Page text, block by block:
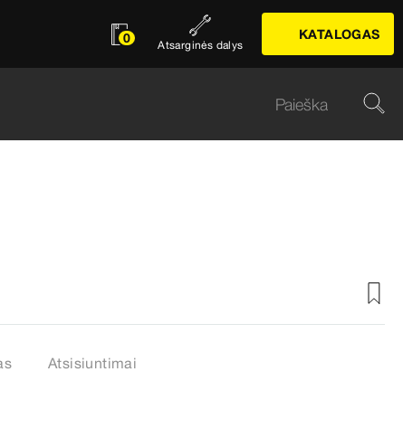
0 Atsarginės dalys
KATALOGAS
Atsisiuntimai